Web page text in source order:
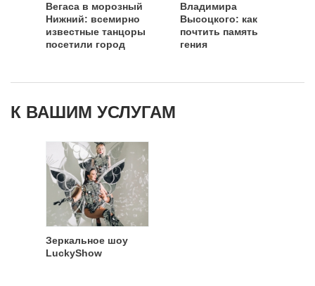
Вегаса в морозный
Нижний: всемирно
известные танцоры
посетили город
Владимира
Высоцкого: как
почтить память
гения
К ВАШИМ УСЛУГАМ
Зеркальное шоу
LuckyShow